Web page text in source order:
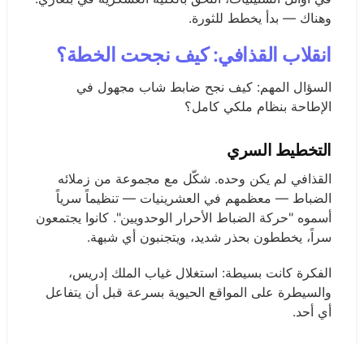
وهناك — بدأ يخطط للثورة.
انقلاب القذافي: كيف نجحت الخطة؟
السؤال المهم: كيف نجح ضابط شاب مجهول في
الإطاحة بنظام ملكي كامل؟
التخطيط السري
القذافي لم يكن وحده. شكّل مع مجموعة من زملائه
الضباط — معظمهم في العشرينيات — تنظيماً سرياً
أسموه "حركة الضباط الأحرار الوحدويين". كانوا يجتمعون
سراً، يخططون بحذر شديد، ويتجنبون أي شبهة.
الفكرة كانت بسيطة: استغلال غياب الملك إدريس،
والسيطرة على المواقع الحيوية بسرعة قبل أن يتفاعل
أي أحد.